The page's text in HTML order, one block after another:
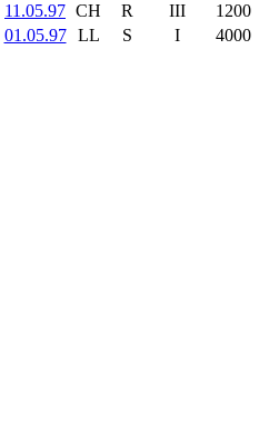
11.05.97 CH R III 1200
01.05.97
LL S I 4000